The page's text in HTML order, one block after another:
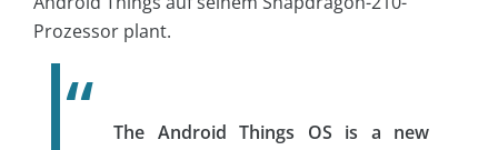
Prozessor plant.
The Android Things OS is a new